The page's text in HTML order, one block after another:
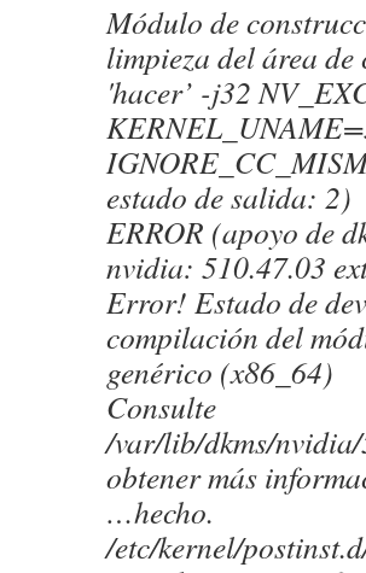
Módulo de
limpieza del área
'hacer’ -j32
estado de salida: 2)
ERROR (apoyo de
nvidia: 510.47.03
Error! Estado de
compilación del
genérico (x86_64)
Consulte
/var/lib/dkms/
obtener más
…hecho.
/etc/kernel/